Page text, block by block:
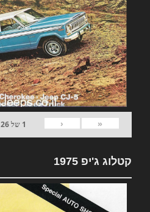
«
‹
1 של26
קטלוג ג'יפ 1975